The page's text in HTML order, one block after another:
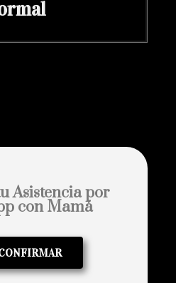
Asistencia por
con Mamá